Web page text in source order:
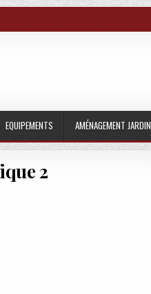
EQUIPEMENTS AMÉNAGEMENT JARDIN
2
SPONSORISÉ-SITE-THÉMATIQUE 2